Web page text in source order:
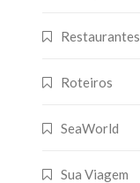
Restaurantes
Roteiros
SeaWorld
Sua Viagem